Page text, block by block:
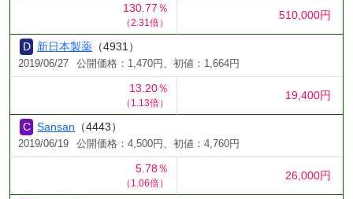
130.77％
（2.31倍）
510,000円
新日本製薬 （4931）
2019/06/27 公開価格：1,470円、初値：1,664円
13.20％
（1.13倍）
19,400円
Sansan （4443）
2019/06/19 公開価格：4,500円、初値：4,760円
5.78％
（1.06倍）
26,000円